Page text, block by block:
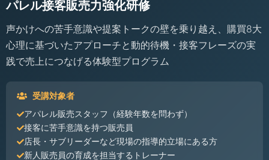
パレル接客販売力強化研修
声かけへの苦手意識や提案トークの壁を乗り越え、購買8大
心理に基づいたアプローチと動的待機・接客フレーズの実
践で売上につなげる体験型プログラム
受講対象者
アパレル販売スタッフ（経験年数を問わず）
接客に苦手意識を持つ販売員
店長・サブリーダーなど現場の指導的立場にある方
新人販売員の育成を担当するトレーナー